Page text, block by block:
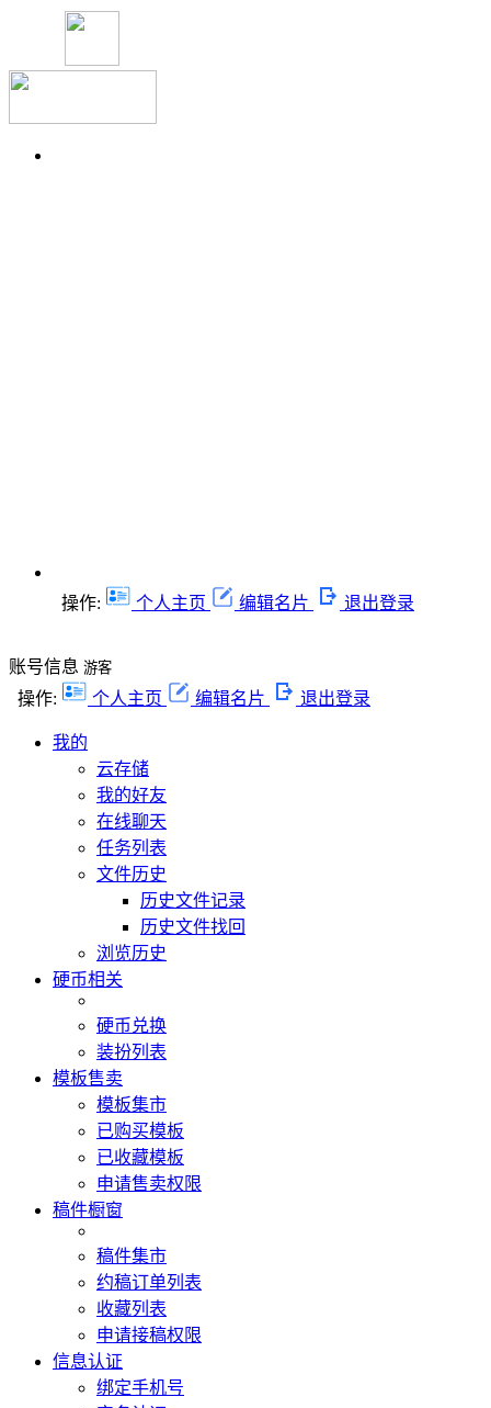
操作: 个人主页 编辑名片 退出登录
账号信息 游客
操作: 个人主页 编辑名片 退出登录
我的
云存储
我的好友
在线聊天
任务列表
文件历史
历史文件记录
历史文件找回
浏览历史
硬币相关
硬币兑换
装扮列表
模板售卖
模板集市
已购买模板
已收藏模板
申请售卖权限
稿件橱窗
稿件集市
约稿订单列表
收藏列表
申请接稿权限
信息认证
绑定手机号